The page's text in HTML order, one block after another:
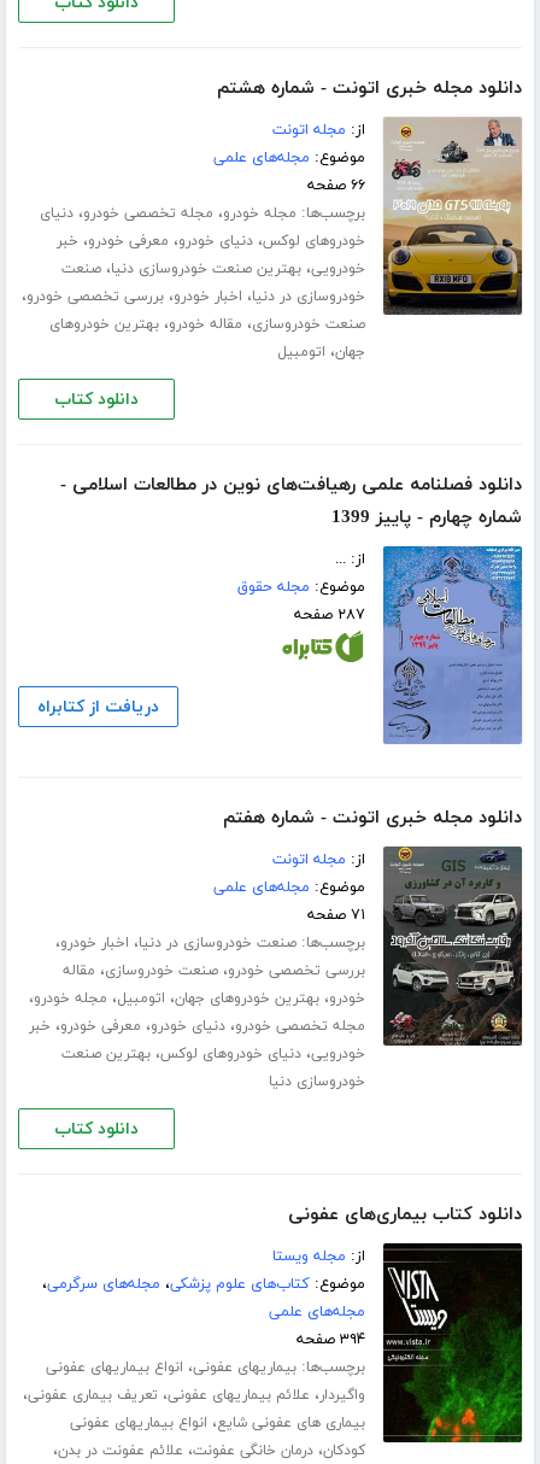
دانلود مجله خبری اتونت - شماره هشتم
از: مجله اتونت
موضوع: مجله‌های علمی
۶۶ صفحه
برچسب‌ها: مجله خودرو، مجله تخصصی خودرو،دنیای
خودروهای لوکس،دنیای خودرو، معرفی خودرو، خبر
خودرویی،بهترین صنعت خودروسازی دنیا،صنعت
خودروسازی در دنیا، اخبار خودرو،بررسی تخصصی خودرو،
صنعت خودروسازی، مقاله خودرو،بهترین خودروهای
جهان، اتومبیل
دانلود کتاب
دانلود فصلنامه علمی رهیافت‌های نوین در مطالعات اسلامی -
شماره چهارم - پاییز 1399
از: ...
موضوع: مجله حقوق
۲۸۷ صفحه
دریافت از کتابراه
دانلود مجله خبری اتونت - شماره هفتم
از: مجله اتونت
موضوع: مجله‌های علمی
۷۱ صفحه
برچسب‌ها:صنعت خودروسازی در دنیا، اخبار خودرو،
بررسی تخصصی خودرو،صنعت خودروسازی، مقاله
خودرو،بهترین خودروهای جهان، اتومبیل، مجله خودرو،
مجله تخصصی خودرو،دنیای خودرو، معرفی خودرو، خبر
خودرویی،دنیای خودروهای لوکس،بهترین صنعت
خودروسازی دنیا
دانلود کتاب
دانلود کتاب بیماری‌های عفونی
از: مجله ویستا
موضوع:کتاب‌های علوم پزشکی، مجله‌های سرگرمی،
مجله‌های علمی
۳۹۴ صفحه
برچسب‌ها:بیماریهای عفونی، انواع بیماریهای عفونی
واگیردار، علائم بیماریهای عفونی، تعریف بیماری عفونی،
بیماری های عفونی شایع، انواع بیماریهای عفونی
کودکان،درمان خانگی عفونت، علائم عفونت در بدن،